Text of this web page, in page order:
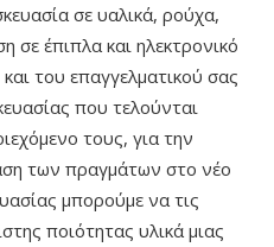
σε υαλικά, ρούχα,
σε έπιπλα και ηλεκτρονικό
του επαγγελματικού σας
που τελούνται
τους, για την
των πραγμάτων στο νέο
μπορούμε να τις
ποιότητας υλικά μιας